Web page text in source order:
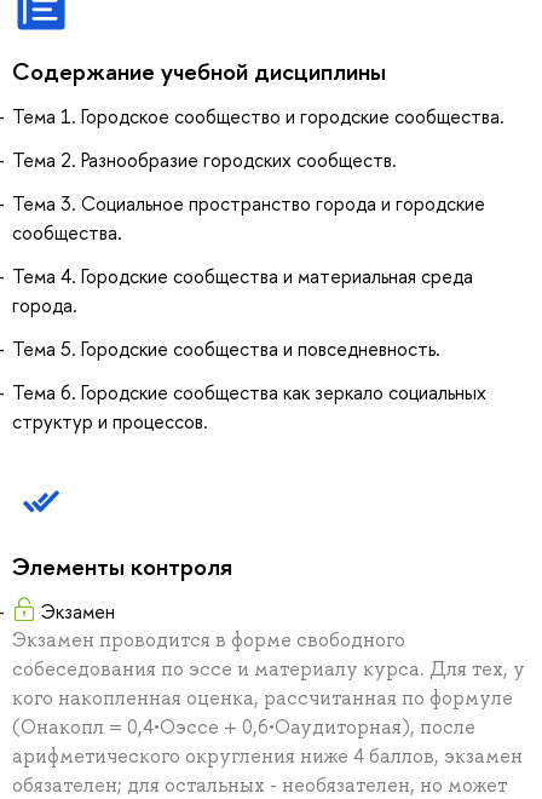
Содержание учебной дисциплины
Тема 1. Городское сообщество и городские сообщества.
Тема 2. Разнообразие городских сообществ.
Тема 3. Социальное пространство города и городские
сообщества.
Тема 4. Городские сообщества и материальная среда
города.
Тема 5. Городские сообщества и повседневность.
Тема 6. Городские сообщества как зеркало социальных
структур и процессов.
Элементы контроля
Экзамен
Экзамен проводится в форме свободного
собеседования по эссе и материалу курса. Для тех, у
кого накопленная оценка, рассчитанная по формуле
(Онакопл = 0,4•Оэссе + 0,6•Оаудиторная), после
арифметического округления ниже 4 баллов, экзамен
обязателен; для остальных - необязателен, но может